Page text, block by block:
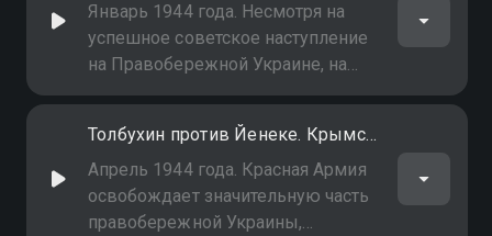
опоясывают группу армий "Юг" с
севера и северо-востока
Январь 1944 года. Несмотря на
успешное советское наступление
на Правобережной Украине, на
юге, в излучине Днепра,
свои позиции и не позволяет
Красной Армии развить
наступление на Молдавию и к
черноморскому побережью
Толбухин против Йенеке. Крымская операция
Апрель 1944 года. Красная Армия
освобождает значительную часть
правобережной Украины,